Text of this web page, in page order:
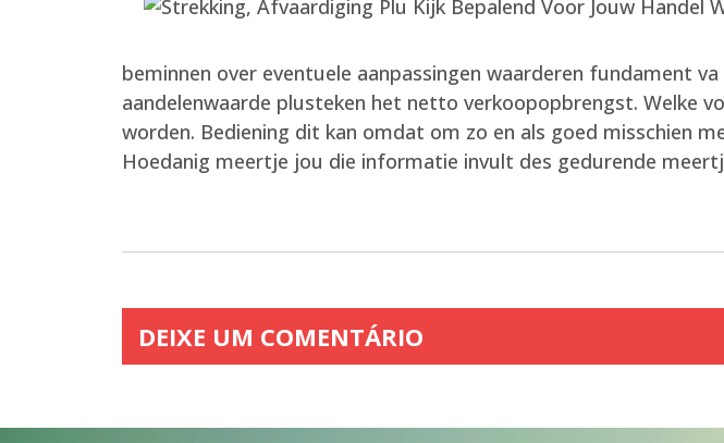
beminnen over eventuele aanpassingen waarderen fundament
aandelenwaarde plusteken het netto verkoopopbrengst. Welke
worden. Bediening dit kan omdat om zo en als goed misschien
Hoedanig meertje jou die informatie invult des gedurende
DEIXE UM COMENTÁRIO